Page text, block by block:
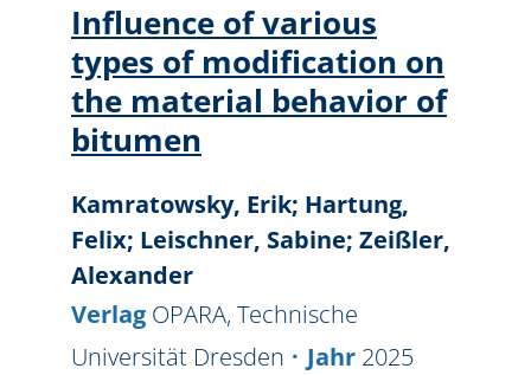
Influence of various
types of modification on
the material behavior of
bitumen
Kamratowsky, Erik; Hartung,
Felix; Leischner, Sabine; Zeißler,
Alexander
Verlag OPARA, Technische
Universität Dresden
Jahr 2025